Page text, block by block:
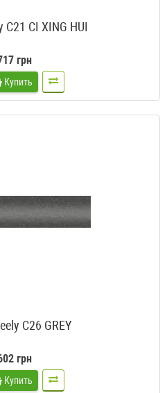
C21 CI XING HUI
грн
Купить
C26 GREY
грн
Купить